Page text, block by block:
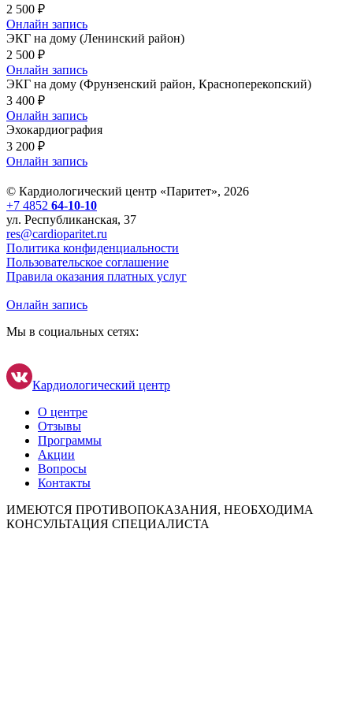
2 500 ₽
Онлайн запись
ЭКГ на дому (Ленинский район)
2 500 ₽
Онлайн запись
ЭКГ на дому (Фрунзенский район, Красноперекопский)
3 400 ₽
Онлайн запись
Эхокардиография
3 200 ₽
Онлайн запись
© Кардиологический центр «Паритет», 2026
+7 4852 64-10-10
ул. Республиканская, 37
res@cardioparitet.ru
Политика конфиденциальности
Пользовательское соглашение
Правила оказания платных услуг
Онлайн запись
Мы в социальных сетях:
Кардиологический центр
О центре
Отзывы
Программы
Акции
Вопросы
Контакты
ИМЕЮТСЯ ПРОТИВОПОКАЗАНИЯ, НЕОБХОДИМА
КОНСУЛЬТАЦИЯ СПЕЦИАЛИСТА